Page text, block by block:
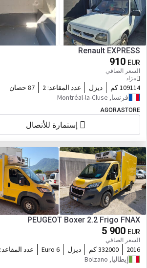
Renault EXPRESS
910 EUR
السعر الصافي
مزاد
109114 كم ديزل عدد المقاعد: 2
87 حصان
فرنسا, Montréal-la-Cluse
AGORASTORE
إستمارة للأتصال
PEUGEOT Boxer 2.2 Frigo FNAX
5 900 EUR
السعر الصافي
2016 332000 كم ديزل Euro 6 عدد المقاعد:
إيطاليا, Bolzano